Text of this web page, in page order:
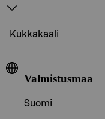
Kukkakaali
Valmistusmaa
Suomi